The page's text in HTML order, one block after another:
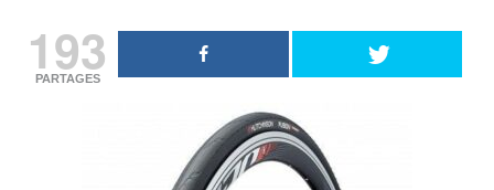
193
PARTAGES